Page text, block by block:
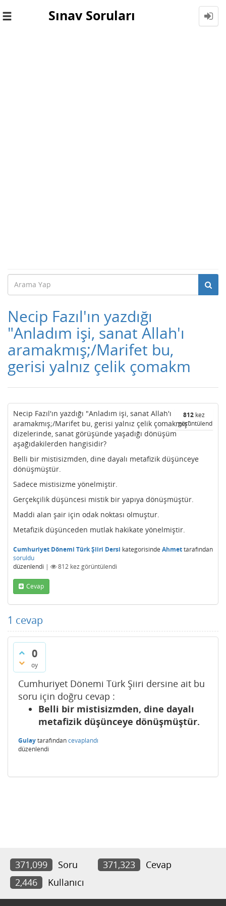
Toggle
Sınav Soruları
Necip Fazıl'ın yazdığı
"Anladım işi, sanat Allah'ı
aramakmış;/Marifet bu,
gerisi yalnız çelik çomakm
812 kez
görüntülendi
Necip Fazıl'ın yazdığı "Anladım işi, sanat Allah'ı
aramakmış;/Marifet bu, gerisi yalnız çelik çomakmış"
dizelerinde, sanat görüşünde yaşadığı dönüşüm
aşağıdakilerden hangisidir?
Belli bir mistisizmden, dine dayalı metafizik düşünceye
dönüşmüştür.
Sadece mistisizme yönelmiştir.
Gerçekçilik düşüncesi mistik bir yapıya dönüşmüştür.
Maddi alan şair için odak noktası olmuştur.
Metafizik düşünceden mutlak hakikate yönelmiştir.
Cumhuriyet Dönemi Türk Şiiri Dersi kategorisinde Ahmettarafından
soruldu
düzenlendi | 812 kez görüntülendi
Cevap
1 cevap
0
oy
Cumhuriyet Dönemi Türk Şiiri dersine ait bu
soru için doğru cevap :
Belli bir mistisizmden, dine dayalı
metafizik düşünceye dönüşmüştür.
Gulaytarafındancevaplandı
düzenlendi
371,099 Soru 371,323
Cevap
2,446
Kullanıcı